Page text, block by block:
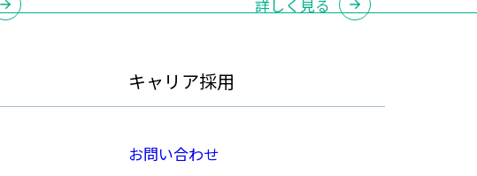
詳しく見る
キャリア採用
お問い合わせ